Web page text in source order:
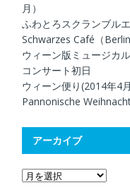
月）
ふわとろスクランブル
Schwarzes Café（Berlin
ウィーン版ミュージカ
コンサート初日
ウィーン便り(2014年4
Pannonische
アーカイブ